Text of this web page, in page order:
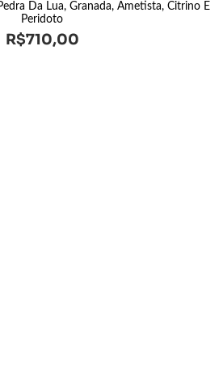
Da Lua, Granada, Ametista, Citrino E
Peridoto
R$710,00